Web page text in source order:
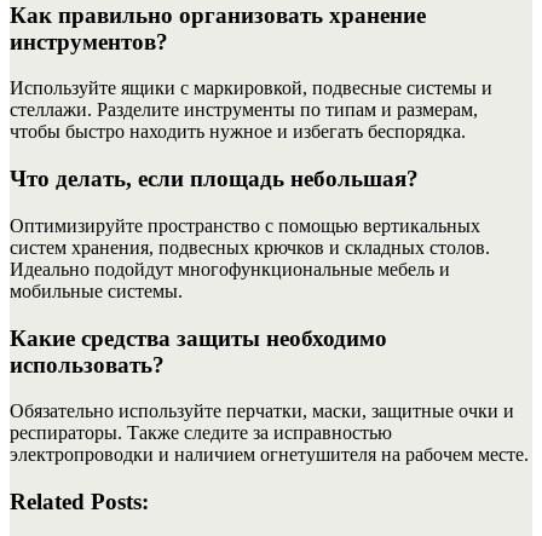
Как правильно организовать хранение
инструментов?
Используйте ящики с маркировкой, подвесные системы и
стеллажи. Разделите инструменты по типам и размерам,
чтобы быстро находить нужное и избегать беспорядка.
Что делать, если площадь небольшая?
Оптимизируйте пространство с помощью вертикальных
систем хранения, подвесных крючков и складных столов.
Идеально подойдут многофункциональные мебель и
мобильные системы.
Какие средства защиты необходимо
использовать?
Обязательно используйте перчатки, маски, защитные очки и
респираторы. Также следите за исправностью
электропроводки и наличием огнетушителя на рабочем месте.
Related Posts: